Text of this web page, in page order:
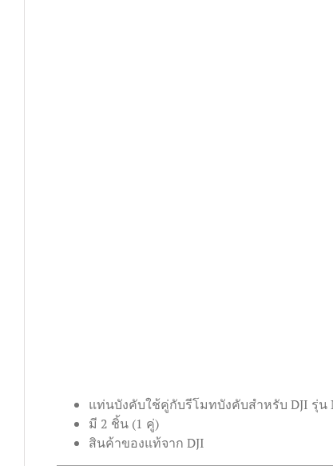
แท่นบังคับใช้คู่กับรีโมทบังคับสำหรับ DJI รุ่น
มี 2 ชิ้น (1 คู่)
สินค้าของแท้จาก DJI